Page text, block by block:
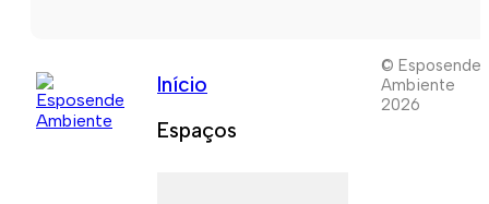
Início
Espaços
© Esposende
Ambiente
2026